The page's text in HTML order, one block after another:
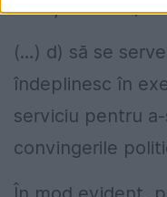
(…) d) să se
îndeplinesc în
serviciu pentru
convingerile